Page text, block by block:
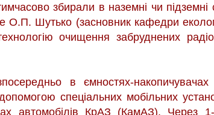
збирали в наземні чи
Шутько (засновник кафедри
очищення забруднених
в ємностях-
спеціальних мобільних
автомобілів КрАЗ (КамАЗ). Через 1-